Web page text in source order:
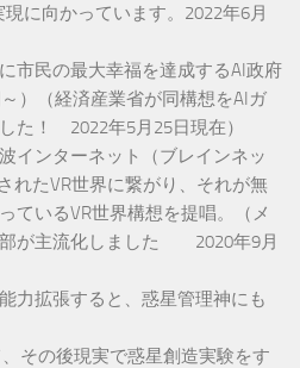
に向かっています。2022年6月
市民の最大幸福を達成するAI政府
）（経済産業省が同構想をAIガ
た！ 2022年5月25日現在）
インターネット（ブレインネッ
れたVR世界に繋がり、それが無
ているVR世界構想を提唱。（メ
部が主流化しました 2020年9月
力拡張すると、惑星管理神にも
その後現実で惑星創造実験をす